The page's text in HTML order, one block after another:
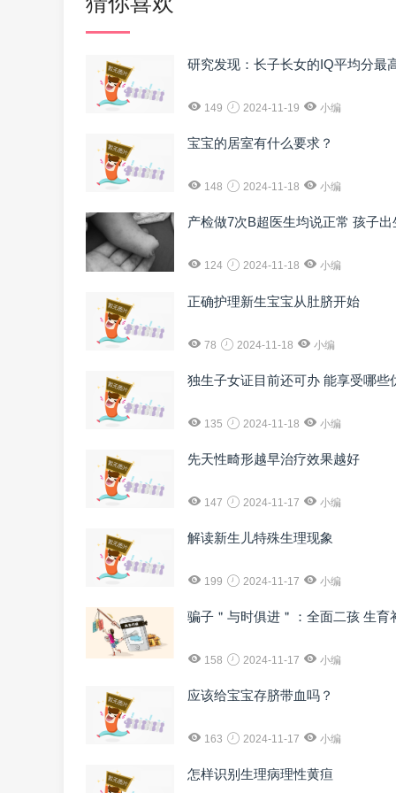
研究发现：长子长女的IQ平均分最
149 2024-11-19 小编
宝宝的居室有什么要求？
148 2024-11-18 小编
产检做7次B超医生均说正常 孩子出
124 2024-11-18 小编
正确护理新生宝宝从肚脐开始
78 2024-11-18 小编
独生子女证目前还可办 能享受哪些
135 2024-11-18 小编
先天性畸形越早治疗效果越好
147 2024-11-17 小编
解读新生儿特殊生理现象
199 2024-11-17 小编
骗子＂与时俱进＂：全面二孩 生育
158 2024-11-17 小编
应该给宝宝存脐带血吗？
163 2024-11-17 小编
怎样识别生理病理性黄疸